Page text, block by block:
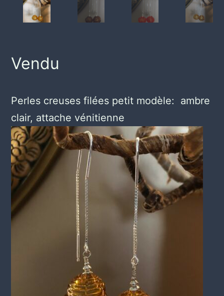
Vendu
Perles creuses filées petit modèle: ambre
clair, attache vénitienne